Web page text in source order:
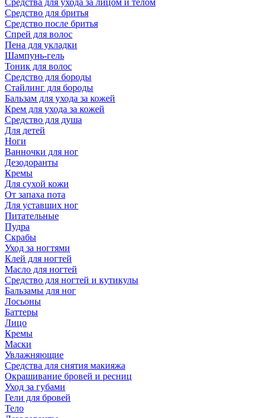
Средства для ухода за лицом и телом
Средство для бритья
Средство после бритья
Спрей для волос
Пена для укладки
Шампунь-гель
Тоник для волос
Средство для бороды
Стайлинг для бороды
Бальзам для ухода за кожей
Крем для ухода за кожей
Средство для душа
Для детей
Ноги
Ванночки для ног
Дезодоранты
Кремы
Для сухой кожи
От запаха пота
Для уставших ног
Питательные
Пудра
Скрабы
Уход за ногтями
Клей для ногтей
Масло для ногтей
Средство для ногтей и кутикулы
Бальзамы для ног
Лосьоны
Баттеры
Лицо
Кремы
Маски
Увлажняющие
Средства для снятия макияжа
Окрашивание бровей и ресниц
Уход за губами
Гели для бровей
Тело